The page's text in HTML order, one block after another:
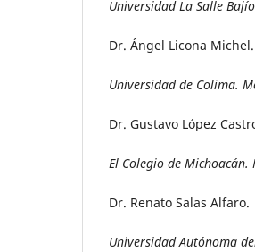
Universidad La Salle
Dr. Ángel Licona Michel.
Universidad de Colima.
Dr. Gustavo López
El Colegio de Michoacán.
Dr. Renato Salas Alfaro.
Universidad Autónoma